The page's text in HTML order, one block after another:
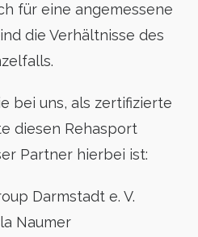
für eine angemessene
die Verhältnisse des
bei uns, als zertifizierte
diesen Rehasport
Partner hierbei ist:
Darmstadt e. V.
Naumer